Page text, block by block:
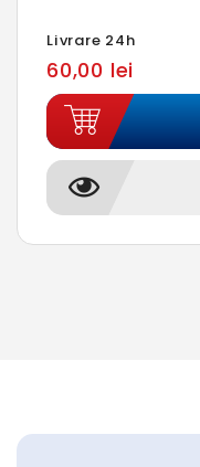
Livrare 24h
60,00 lei